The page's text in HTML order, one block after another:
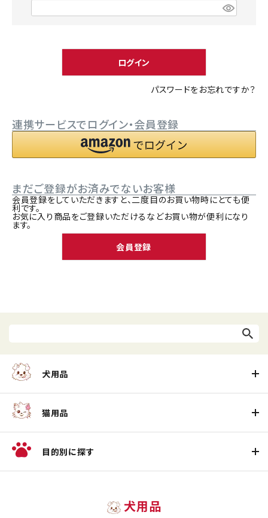
ようこそ ゲスト 様
person 新規会員登録
)
ログイン
パスワードをお忘れですか？
連携サービスでログイン・会員登録
まだご登録がお済みでないお客様
会員登録をしていただきますと、二度目のお買い物時にとても便
利です。
お気に入り商品をご登録いただけるなどお買い物が便利になり
ます。
会員登録
犬用品
猫用品
目的別に探す
犬用品